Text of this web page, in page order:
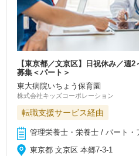
【東京都／文京区】日祝休み／週
募集＜パート＞
東大病院いちょう保育園
株式会社キッズコーポレーション
転職支援サービス経由
管理栄養士・栄養士 / パート・
東京都 文京区 本郷7-3-1